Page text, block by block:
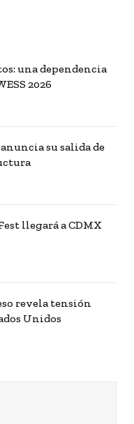
una dependencia
2026
su salida de
llegará a CDMX
revela tensión
Unidos